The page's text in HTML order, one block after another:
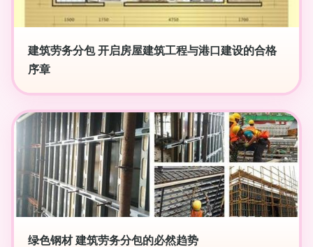
建筑劳务分包 开启房屋建筑工程与港口建设的合格
序章
绿色钢材 建筑劳务分包的必然趋势